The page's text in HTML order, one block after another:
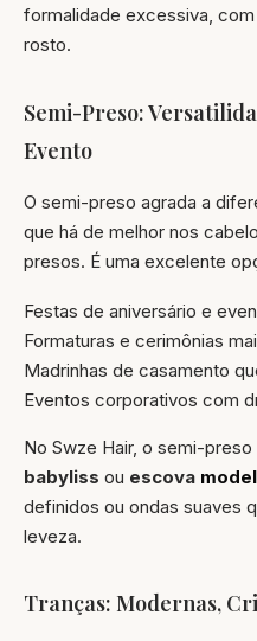
formalidade excessiva,
rosto.
Semi-Preso:
Evento
O semi-preso agrada a
que há de melhor nos
presos. É uma excelente
Festas de aniversário e
Formaturas e cerimônias
Madrinhas de casamento
Eventos corporativos com
No Swze Hair, o semi-
babyliss ou escova
definidos ou ondas suaves
leveza.
Tranças: Modernas,